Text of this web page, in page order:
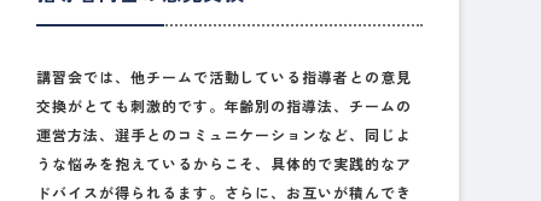
講習会では、他チームで活動している指導者との意見
交換がとても刺激的です。年齢別の指導法、チームの
運営方法、選手とのコミュニケーションなど、同じよ
うな悩みを抱えているからこそ、具体的で実践的なア
ドバイスが得られるます。さらに、お互いが積んでき